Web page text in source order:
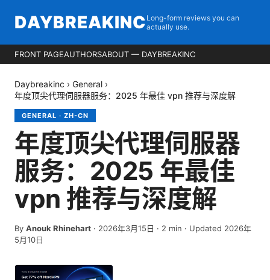
DAYBREAKINC Long-form reviews you can
actually use.
FRONT PAGEAUTHORSABOUT — DAYBREAKINC
Daybreakinc › General ›
年度顶尖代理伺服器服务：2025 年最佳 vpn 推荐与深度解
GENERAL · ZH-CN
年度顶尖代理伺服器
服务：2025 年最佳
vpn 推荐与深度解
By Anouk Rhinehart · 2026年3月15日 · 2 min · Updated 2026年
5月10日